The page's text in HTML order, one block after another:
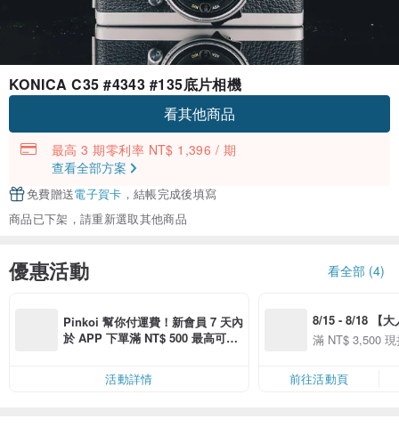
KONICA C35 #4343 #135底片相機
看其他商品
最高 3 期零利率 NT$ 1,396 / 期
查看全部方案
免費贈送電子賀卡 ，結帳完成後填寫
商品已下架，請重新選取其他商品
優惠活動 看全部 (4)
Pinkoi 幫你付運費！新會員 7 天內
於 APP 下單滿 NT$ 500 最高可折
活動詳情
8/15 - 8/18 【大
季】滿
50
滿 NT$ 3,500
前往活動頁